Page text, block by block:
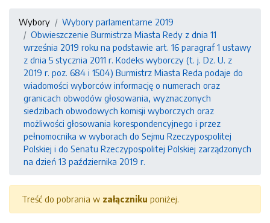
Wybory
Wybory parlamentarne 2019
Obwieszczenie Burmistrza Miasta Redy z dnia 11
września 2019 roku na podstawie art. 16 paragraf 1 ustawy
z dnia 5 stycznia 2011 r. Kodeks wyborczy (t. j. Dz. U. z
2019 r. poz. 684 i 1504) Burmistrz Miasta Reda podaje do
wiadomości wyborców informację o numerach oraz
granicach obwodów głosowania, wyznaczonych
siedzibach obwodowych komisji wyborczych oraz
możliwości głosowania korespondencyjnego i przez
pełnomocnika w wyborach do Sejmu Rzeczypospolitej
Polskiej i do Senatu Rzeczypospolitej Polskiej zarządzonych
na dzień 13 października 2019 r.
Treść do pobrania w załączniku poniżej.